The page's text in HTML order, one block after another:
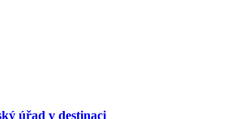
úřad v destinaci